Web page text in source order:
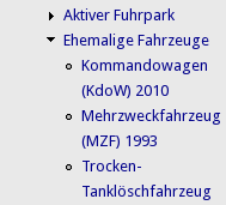
Aktiver Fuhrpark
Ehemalige Fahrzeuge
Kommandowagen
(KdoW) 2010
Mehrzweckfahrzeug
(MZF) 1993
Trocken-
Tanklöschfahrzeug